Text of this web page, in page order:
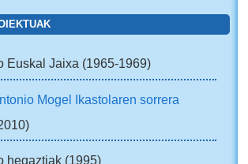
Euskal Jaixa (1965-1969)
Mogel Ikastolaren sorrera
hegaztiak (1995)